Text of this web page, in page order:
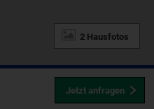
2 Hausfotos
Jetzt anfragen